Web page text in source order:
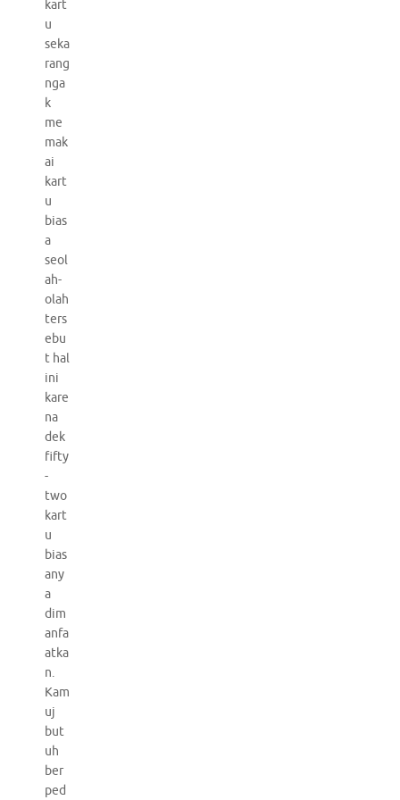
kart
u
seka
rang
nga
k
me
mak
ai
kart
u
bias
a
seol
ah-
olah
ters
ebu
t hal
ini
kare
na
dek
fifty
-
two
kart
u
bias
any
a
dim
anfa
atka
n.
Kam
uj
but
uh
ber
ped